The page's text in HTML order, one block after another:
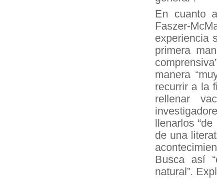
En cuanto
Faszer-
experiencia
primera
manera
recurrir a la
rellenar
llenarlos
de una
Busca así
natural”.